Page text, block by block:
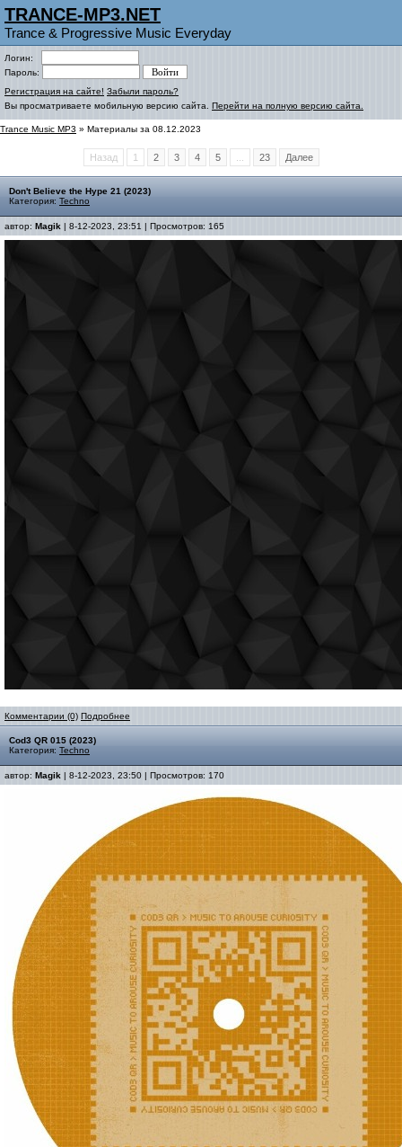
TRANCE-MP3.NET
Trance & Progressive Music Everyday
Логин:
Пароль:
Регистрация на сайте! Забыли пароль?
Вы просматриваете мобильную версию сайта. Перейти на полную версию сайта.
Trance Music MP3 » Материалы за 08.12.2023
Назад 1 2 3 4 5 23 Далее
Don't Believe the Hype 21 (2023)
Категория: Techno
автор: Magik | 8-12-2023, 23:51 | Просмотров: 165
Комментарии (0) Подробнее
Cod3 QR 015 (2023)
Категория: Techno
автор: Magik | 8-12-2023, 23:50 | Просмотров: 170